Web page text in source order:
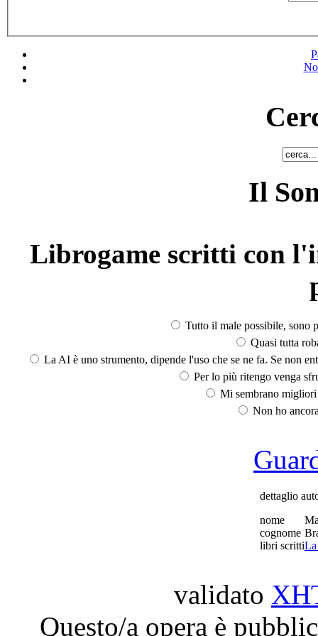
Il
Librogame scritti con
Tutto il male possibile, sono
Quasi tutta
La AI è uno strumento, dipende l'uso che se ne fa. Se non
Per lo più ritengo venga
Mi sembrano
Non ho
dettaglio
nome
cognome
libri scrittiLa
validato
Questo/a opera è